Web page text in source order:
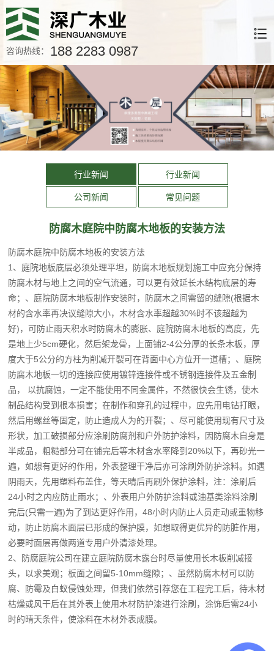
咨询热线： 188 2283 0987
行业新闻 行业新闻
公司新闻 常见问题
防腐木庭院中防腐木地板的安装方法
防腐木庭院中防腐木地板的安装方法
1、庭院地板底层必须处理平坦，防腐木地板规划施工中应充分保持
防腐木材与地上之间的空气流通，可以更有效延长木结构底层的寿
命；、庭院防腐木地板制作安装时，防腐木之间需留的缝隙(根据木
材的含水率再决议缝隙大小，木材含水率超越30%时不该超越为
好)，可防止雨天积水时防腐木的膨胀、庭院防腐木地板的高度，先
是地上少5cm硬化，然后架龙骨，上面铺2-4公分厚的长条木板，厚
度大于5公分的方柱为削减开裂可在背面中心方位开一道槽；、庭院
防腐木地板一切的连接应使用镀锌连接件或不锈钢连接件及五金制
品， 以抗腐蚀，一定不能使用不同金属件，不然很快会生锈，使木
制品结构受到根本损害；在制作和穿孔的过程中，应先用电钻打眼，
然后用螺丝等固定，防止造成人为的开裂；、尽可能使用现有尺寸及
形状，加工破损部分应涂刷防腐剂和户外防护涂料，因防腐木自身是
半成品，粗糙部分可在铺完后等木材含水率降到20%以下，再砂光一
遍，如想有更好的作用，外表整理干净后亦可涂刷外防护涂料。如遇
阴雨天，先用塑料布盖住，等天晴后再刷外保护涂料，注：涂刷后
24小时之内应防止雨水；、外表用户外防护涂料或油基类涂料涂刷
完后(只需一遍)为了到达更好作用，48小时内防止人员走动或重物移
动，防止防腐木面层已形成的保护膜，如想取得更优异的防脏作用，
必要时面层再做两道专用户外清漆处理。
2、防腐庭院公司在建立庭院防腐木露台时尽量使用长木板削减接
头，以求美观；板面之间留5-10mm缝隙；、虽然防腐木材可以防
腐、防霉及白蚁侵蚀处理，但我们依然引荐您在工程完工后，待木材
枯燥或风干后在其外表上使用木材防护漆进行涂刷，涂饰后需24小
时的晴天条件，使涂料在木材外表成膜。